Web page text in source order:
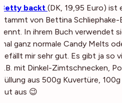
Betty backt (DK, 19,95 Euro) ist
stammt von Bettina
kennt. In ihrem Buch verwendet
mal ganz normale Candy Melts
gefällt mir sehr gut. Es gibt ja so
z.B. mit Dinkel-Zimtschnecken,
Füllung aus 500g Kuvertüre,
gut aus 😉